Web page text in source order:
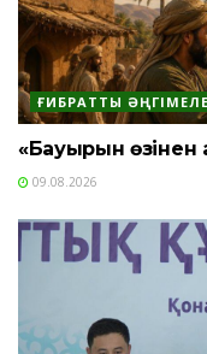
ҒИБРАТТЫ
«Бауырын өзінен
09.08.2026